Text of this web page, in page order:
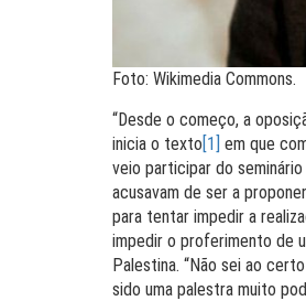
Foto: Wikimedia Commons.
“Desde o começo, a
inicia o texto[1] em que
veio participar do seminário
acusavam de ser a
para tentar impedir a
impedir o proferimento de
Palestina. “Não sei ao
sido uma palestra muito